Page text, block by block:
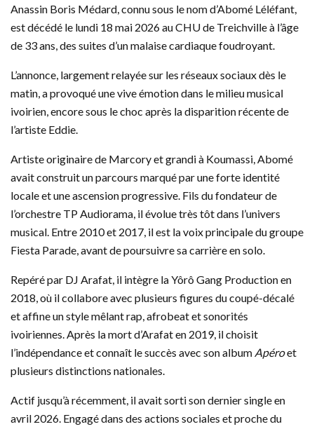
Anassin Boris Médard, connu sous le nom d’Abomé Léléfant,
est décédé le lundi 18 mai 2026 au CHU de Treichville à l’âge
de 33 ans, des suites d’un malaise cardiaque foudroyant.
L’annonce, largement relayée sur les réseaux sociaux dès le
matin, a provoqué une vive émotion dans le milieu musical
ivoirien, encore sous le choc après la disparition récente de
l’artiste Eddie.
Artiste originaire de Marcory et grandi à Koumassi, Abomé
avait construit un parcours marqué par une forte identité
locale et une ascension progressive. Fils du fondateur de
l’orchestre TP Audiorama, il évolue très tôt dans l’univers
musical. Entre 2010 et 2017, il est la voix principale du groupe
Fiesta Parade, avant de poursuivre sa carrière en solo.
Repéré par DJ Arafat, il intègre la Yôrô Gang Production en
2018, où il collabore avec plusieurs figures du coupé-décalé
et affine un style mêlant rap, afrobeat et sonorités
ivoiriennes. Après la mort d’Arafat en 2019, il choisit
l’indépendance et connaît le succès avec son album Apéroet
plusieurs distinctions nationales.
Actif jusqu’à récemment, il avait sorti son dernier single en
avril 2026. Engagé dans des actions sociales et proche du